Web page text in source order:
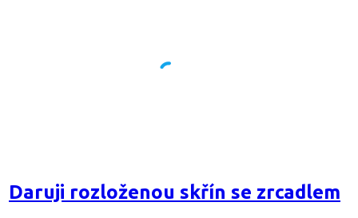
Daruji rozloženou skřín se zrcadlem